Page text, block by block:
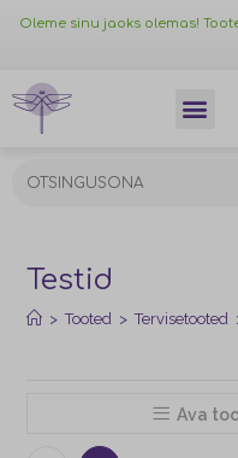
Oleme sinu jaoks olemas!
Testid
> Tooted > Tervisetooted
Ava